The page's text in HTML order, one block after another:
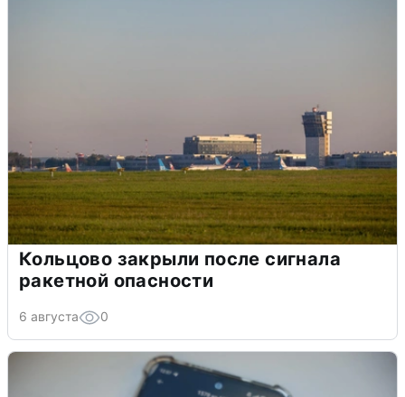
Кольцово закрыли после сигнала
ракетной опасности
6 августа 0